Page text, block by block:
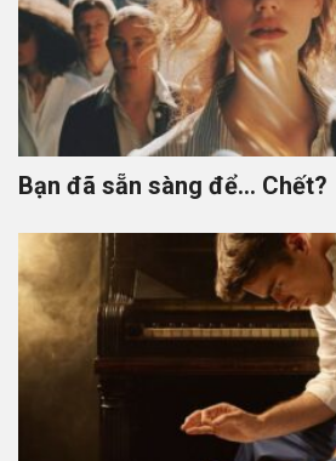
Bạn đã sẵn sàng để… Chết?